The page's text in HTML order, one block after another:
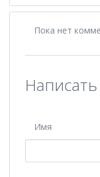
Пока нет
Имя